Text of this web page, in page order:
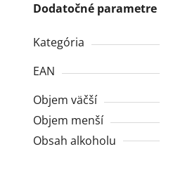
Dodatočné parametre
Kategória
EAN
Objem väčší
Objem menší
Obsah alkoholu